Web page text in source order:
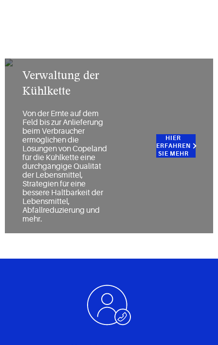
Verwaltung der
Kühlkette
Von der Ernte auf dem
Feld bis zur Anlieferung
beim Verbraucher
ermöglichen die
Lösungen von Copeland
für die Kühlkette eine
durchgängige Qualität
der Lebensmittel,
Strategien für eine
bessere Haltbarkeit der
Lebensmittel,
Abfallreduzierung und
mehr.
HIER
ERFAHREN
SIE MEHR